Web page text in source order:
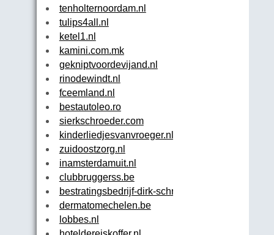
tenholternoordam.nl
tulips4all.nl
ketel1.nl
kamini.com.mk
gekniptvoordevijand.nl
rinodewindt.nl
fceemland.nl
bestautoleo.ro
sierkschroeder.com
kinderliedjesvanvroeger.nl
zuidoostzorg.nl
inamsterdamuit.nl
clubbruggerss.be
bestratingsbedrijf-dirk-schreuders.nl
dermatomechelen.be
lobbes.nl